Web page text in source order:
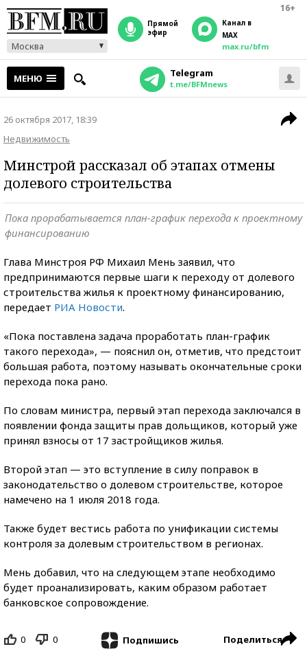
16+
Москва
прямой
эфир
Канал в
MAX
max.ru/bfm
МЕНЮ Telegram
t.me/BFMnews
26 октября 2017, 18:39
Недвижимость
Минстрой рассказал об этапах отмены
долевого строительства
Пока прорабатывается план-график перехода к проектному
финансированию
Глава Минстроя РФ Михаил Мень заявил, что
предпринимаются первые шаги к переходу от долевого
строительства жилья к проектному финансированию,
передает РИА Новости.
«Пока поставлена задача проработать план-график
такого перехода», — пояснил он, отметив, что предстоит
большая работа, поэтому называть окончательные сроки
перехода пока рано.
По словам министра, первый этап перехода заключался в
появлении фонда защиты прав дольщиков, который уже
принял взносы от 17 застройщиков жилья.
Второй этап — это вступление в силу поправок в
законодательство о долевом строительстве, которое
намечено на 1 июля 2018 года.
Также будет вестись работа по унификации системы
контроля за долевым строительством в регионах.
Мень добавил, что на следующем этапе необходимо
будет проанализировать, каким образом работает
банковское сопровождение.
0 0 Подпишись Поделиться